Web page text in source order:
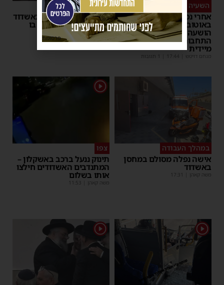
השעיה מיידית
אחרי נסיעת האימים
באוטובוס מאשדוד: הנהג
הושעה מתפקידו – משרד
התחבורה הורה על בדיקה
מיידית
מנחם דויטש 17:44
ליבו שב לפעום
אדם התמוטט בביתו באשדוד
– כוחות ההצלה ביצעו בו
פעולות החייאה
מנחם דויטש 17:35
במהלך העבודה
אישה נפלה מסולם במחסן
באשדוד
משה קאהן 17:31
1
צפו
תינוק ננעל ברכב באשקלון –
המתנדבים האשדודים חילצו
אותו בשלום
משה קאהן 11:53
1
1
פרסומת